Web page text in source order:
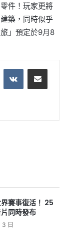
件！玩家更將
築，同時似乎
」預定於9月8
VKontakteShare via Email
界賽事復活！ 25
同時發布
3 日